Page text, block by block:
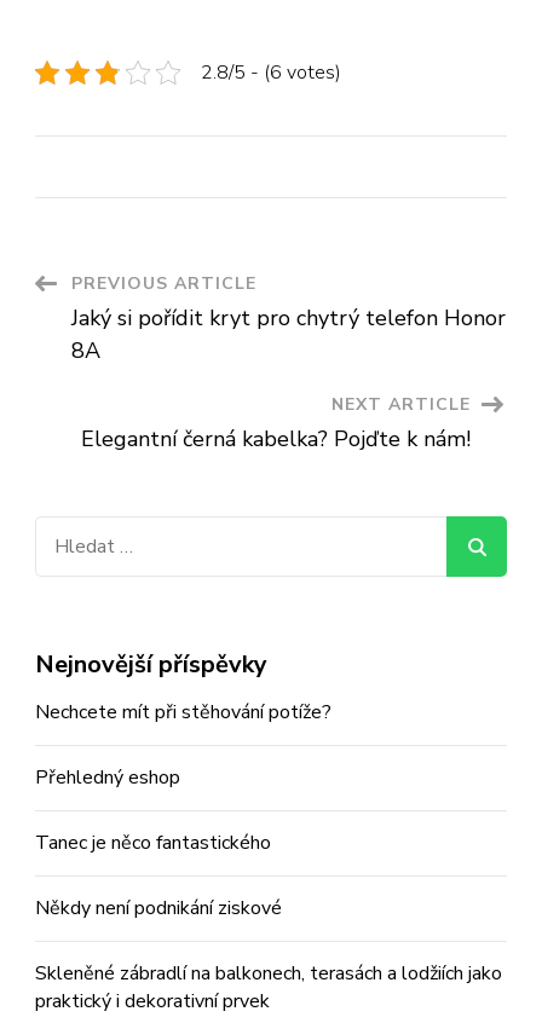
2.8/5 - (6 votes)
Post
Navigation
PREVIOUS ARTICLE
Jaký si pořídit kryt pro chytrý telefon Honor
8A
NEXT ARTICLE
Elegantní černá kabelka? Pojďte k nám!
Nejnovější příspěvky
Nechcete mít při stěhování potíže?
Přehledný eshop
Tanec je něco fantastického
Někdy není podnikání ziskové
Skleněné zábradlí na balkonech, terasách a lodžiích jako
praktický i dekorativní prvek